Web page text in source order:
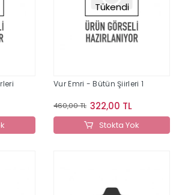
Tükendi
Vur Emri - Bütün Şiirleri 1
460,00 TL 322,00 TL
Stokta Yok